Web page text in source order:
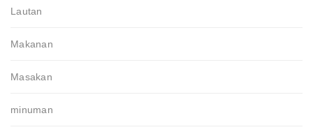
Lautan
Makanan
Masakan
minuman